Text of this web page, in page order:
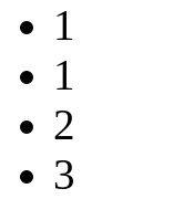
1
1
2
3